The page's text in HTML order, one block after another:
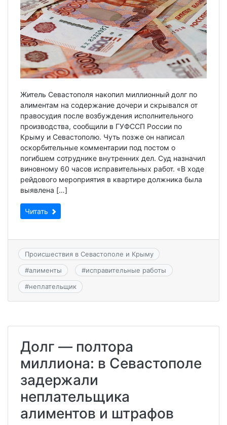
Житель Севастополя накопил миллионный долг по
алиментам на содержание дочери и скрывался от
правосудия после возбуждения исполнительного
производства, сообщили в ГУФССП России по
Крыму и Севастополю. Чуть позже он написал
оскорбительные комментарии под постом о
погибшем сотруднике внутренних дел. Суд назначил
виновному 60 часов исправительных работ. «В ходе
рейдового мероприятия в квартире должника была
выявлена […]
Читать
Происшествия в Севастополе и Крыму
#алименты #исправительные работы
#неплательщик
Долг — полтора
миллиона: в Севастополе
задержали
неплательщика
алиментов и штрафов